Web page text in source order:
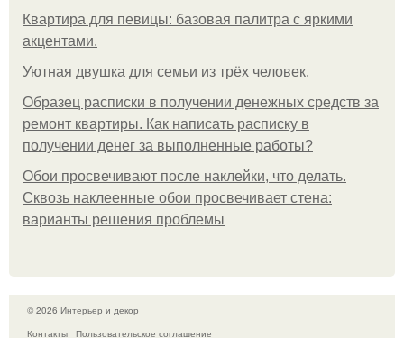
Квартира для певицы: базовая палитра с яркими
акцентами.
Уютная двушка для семьи из трёх человек.
Образец расписки в получении денежных средств за
ремонт квартиры. Как написать расписку в
получении денег за выполненные работы?
Обои просвечивают после наклейки, что делать.
Сквозь наклеенные обои просвечивает стена:
варианты решения проблемы
© 2026 Интерьер и декор
Контакты
Пользовательское соглашение